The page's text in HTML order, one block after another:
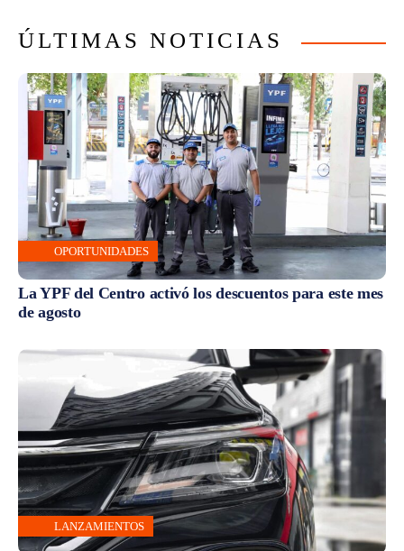
ÚLTIMAS NOTICIAS
OPORTUNIDADES
La YPF del Centro activó los descuentos para este mes
de agosto
LANZAMIENTOS